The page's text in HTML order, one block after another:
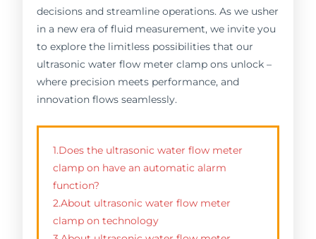
decisions and streamline operations. As we usher
in a new era of fluid measurement, we invite you
to explore the limitless possibilities that our
ultrasonic water flow meter clamp ons unlock –
where precision meets performance, and
innovation flows seamlessly.
1.Does the ultrasonic water flow meter
clamp on have an automatic alarm
function?
2.About ultrasonic water flow meter
clamp on technology